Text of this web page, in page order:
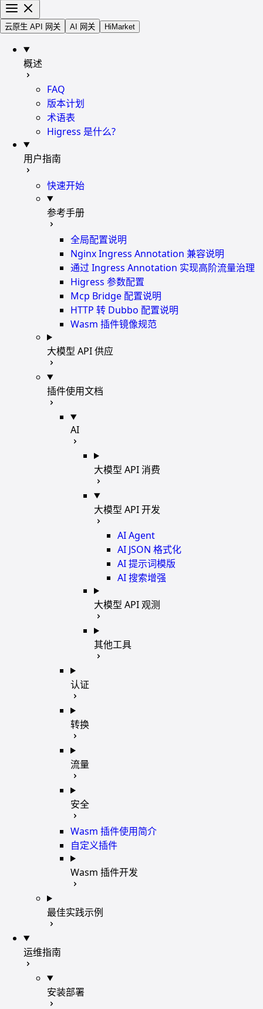
云原生 API 网关 AI 网关 HiMarket
概述
FAQ
版本计划
术语表
Higress 是什么?
用户指南
快速开始
参考手册
全局配置说明
Nginx Ingress Annotation 兼容说明
通过 Ingress Annotation 实现高阶流量治理
Higress 参数配置
Mcp Bridge 配置说明
HTTP 转 Dubbo 配置说明
Wasm 插件镜像规范
大模型 API 供应
插件使用文档
AI
大模型 API 消费
大模型 API 开发
AI Agent
AI JSON 格式化
AI 提示词模版
AI 搜索增强
大模型 API 观测
其他工具
认证
转换
流量
安全
Wasm 插件使用简介
自定义插件
Wasm 插件开发
最佳实践示例
运维指南
安装部署